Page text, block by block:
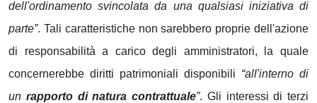
dell'ordinamento svincolata da una qualsiasi iniziativa di
parte”. Tali caratteristiche non sarebbero proprie dell'azione
di responsabilità a carico degli amministratori, la quale
concernerebbe diritti patrimoniali disponibili “all'interno di
un rapporto di natura contrattuale”. Gli interessi di terzi